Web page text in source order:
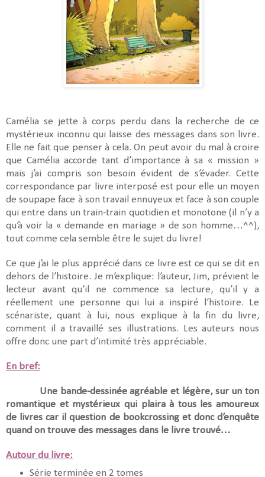
Camélia se jette à corps perdu dans la recherche de ce
mystérieux inconnu qui laisse des messages dans son livre.
Elle ne fait que penser à cela. On peut avoir du mal à croire
que Camélia accorde tant d’importance à sa « mission »
mais j’ai compris son besoin évident de s’évader. Cette
correspondance par livre interposé est pour elle un moyen
de soupape face à son travail ennuyeux et face à son couple
qui entre dans un train-train quotidien et monotone (il n’y a
qu’à voir la « demande en mariage » de son homme…^^),
tout comme cela semble être le sujet du livre!
Ce que j’ai le plus apprécié dans ce livre est ce qui se dit en
dehors de l’histoire. Je m’explique: l’auteur, Jim, prévient le
lecteur avant qu’il ne commence sa lecture, qu’il y a
réellement une personne qui lui a inspiré l’histoire. Le
scénariste, quant à lui, nous explique à la fin du livre,
comment il a travaillé ses illustrations. Les auteurs nous
offre donc une part d’intimité très appréciable.
En bref:
Une bande-dessinée agréable et légère, sur un ton
romantique et mystérieux qui plaira à tous les amoureux
de livres car il question de bookcrossing et donc d’enquête
quand on trouve des messages dans le livre trouvé…
Autour du livre:
Série terminée en 2 tomes